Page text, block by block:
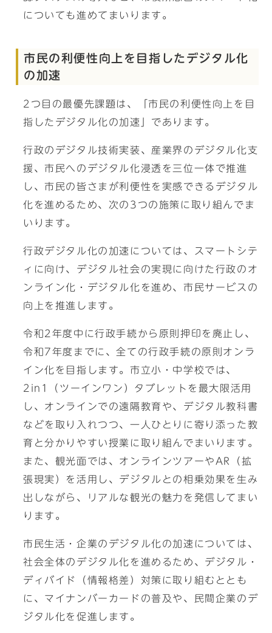
についても進めてまいります。
市民の利便性向上を目指したデジタル化
の加速
2つ目の最優先課題は、「市民の利便性向上を目
指したデジタル化の加速」であります。
行政のデジタル技術実装、産業界のデジタル化支
援、市民へのデジタル化浸透を三位一体で推進
し、市民の皆さまが利便性を実感できるデジタル
化を進めるため、次の3つの施策に取り組んでま
いります。
行政デジタル化の加速については、スマートシテ
ィに向け、デジタル社会の実現に向けた行政のオ
ンライン化・デジタル化を進め、市民サービスの
向上を推進します。
令和2年度中に行政手続から原則押印を廃止し、
令和7年度までに、全ての行政手続の原則オンラ
イン化を目指します。市立小・中学校では、
2in1（ツーインワン）タブレットを最大限活用
し、オンラインでの遠隔教育や、デジタル教科書
などを取り入れつつ、一人ひとりに寄り添った教
育と分かりやすい授業に取り組んでまいります。
また、観光面では、オンラインツアーやAR（拡
張現実）を活用し、デジタルとの相乗効果を生み
出しながら、リアルな観光の魅力を発信してまい
ります。
市民生活・企業のデジタル化の加速については、
社会全体のデジタル化を進めるため、デジタル・
ディバイド（情報格差）対策に取り組むととも
に、マイナンバーカードの普及や、民間企業のデ
ジタル化を促進します。